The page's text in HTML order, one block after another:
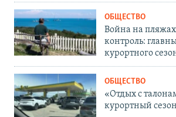
ОБЩЕСТВО
Война на
контроль:
курортного
ОБЩЕСТВО
«Отдых с
курортный